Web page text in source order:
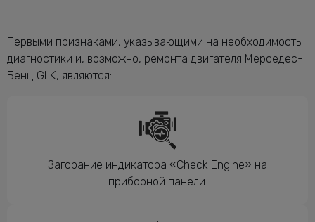
Первыми признаками, указывающими на необходимость
диагностики и, возможно, ремонта двигателя Мерседес-
Бенц GLK, являются:
Загорание индикатора «Check Engine» на
приборной панели.